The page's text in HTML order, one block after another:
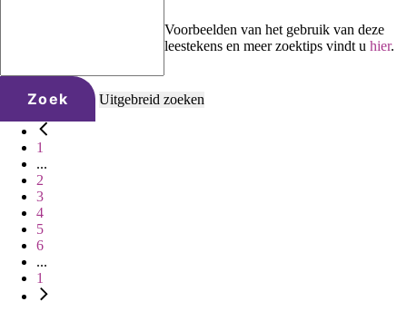
Voorbeelden van het gebruik van deze
leestekens en meer zoektips vindt u hier.
Zoek Uitgebreid zoeken
1
...
2
3
4
5
6
...
1